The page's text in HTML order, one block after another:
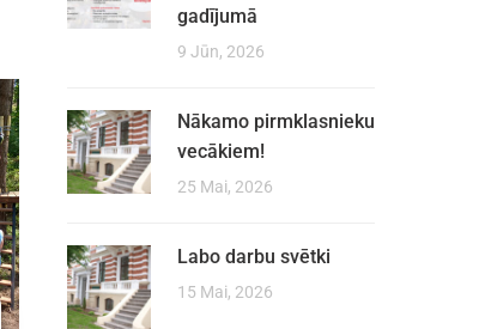
gadījumā
9 Jūn, 2026
Nākamo pirmklasnieku
vecākiem!
25 Mai, 2026
Labo darbu svētki
15 Mai, 2026